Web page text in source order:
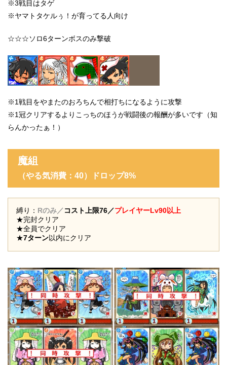
※3戦目はタゲ
※ヤマトタケルぅ！が育ってる人向け
☆☆☆ソロ6ターンボスのみ撃破
※1戦目をやまたのおろちんで相打ちになるように攻撃
※1冠クリアするよりこっちのほうが戦闘後の報酬が多いです（知
らんかったぁ！）
魔組
（やる気消費：40）ドロップ8%
縛り： Rのみ／コスト上限76／プレイヤーLv90以上
★完封クリア
★全員でクリア
★7ターン以内にクリア